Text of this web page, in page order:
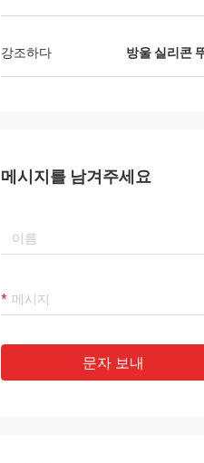
강조하다 방울 실리콘
메시지를 남겨주세요
문자 보내